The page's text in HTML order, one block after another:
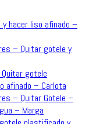
hacer liso afinado –
– Quitar gotele y
gotele
afinado – Carlota
– Quitar Gotele –
– Marga